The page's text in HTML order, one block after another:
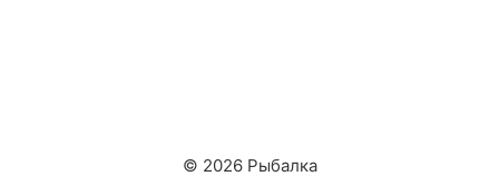
© 2026 Рыбалка